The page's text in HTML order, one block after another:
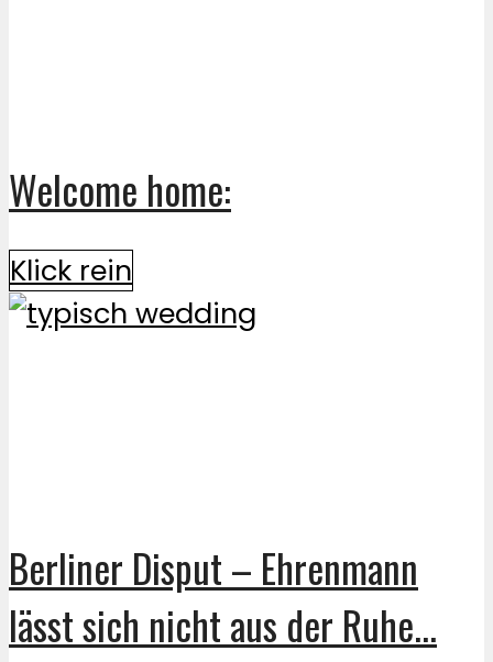
Welcome home:
Klick rein
Berliner Disput – Ehrenmann
lässt sich nicht aus der Ruhe...